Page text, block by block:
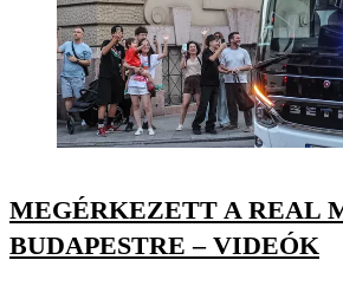
MEGÉRKEZETT A REAL
BUDAPESTRE – VIDEÓK